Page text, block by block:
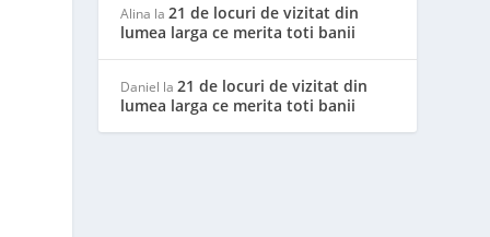
Alina la21 de locuri de vizitat din
lumea larga ce merita toti banii
Daniel la21 de locuri de vizitat din
lumea larga ce merita toti banii